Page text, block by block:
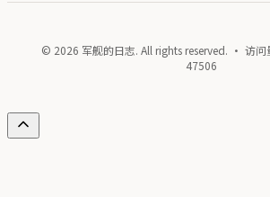
© 2026 军舰的日志. All rights reserved. · 访问
47506